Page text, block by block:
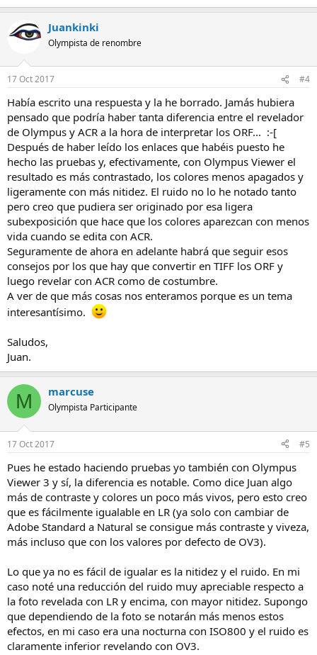
Juankinki
Olympista de renombre
17 Oct 2017 #4
Había escrito una respuesta y la he borrado. Jamás hubiera
pensado que podría haber tanta diferencia entre el revelador
de Olympus y ACR a la hora de interpretar los ORF... :-[
Después de haber leído los enlaces que habéis puesto he
hecho las pruebas y, efectivamente, con Olympus Viewer el
resultado es más contrastado, los colores menos apagados y
ligeramente con más nitidez. El ruido no lo he notado tanto
pero creo que pudiera ser originado por esa ligera
subexposición que hace que los colores aparezcan con menos
vida cuando se edita con ACR.
Seguramente de ahora en adelante habrá que seguir esos
consejos por los que hay que convertir en TIFF los ORF y
luego revelar con ACR como de costumbre.
A ver de que más cosas nos enteramos porque es un tema
interesantísimo.
Saludos,
Juan.
M marcuse
Olympista Participante
17 Oct 2017 #5
Pues he estado haciendo pruebas yo también con Olympus
Viewer 3 y sí, la diferencia es notable. Como dice Juan algo
más de contraste y colores un poco más vivos, pero esto creo
que es fácilmente igualable en LR (ya solo con cambiar de
Adobe Standard a Natural se consigue más contraste y viveza,
más incluso que con los valores por defecto de OV3).
Lo que ya no es fácil de igualar es la nitidez y el ruido. En mi
caso noté una reducción del ruido muy apreciable respecto a
la foto revelada con LR y encima, con mayor nitidez. Supongo
que dependiendo de la foto se notarán más menos estos
efectos, en mi caso era una nocturna con ISO800 y el ruido es
claramente inferior revelando con OV3.